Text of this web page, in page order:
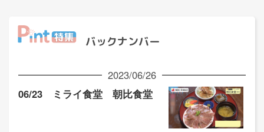
バックナンバー
2023/06/26
06/23 ミライ食堂 朝比食堂